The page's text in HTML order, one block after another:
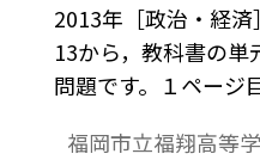
2013年［政治・経
13から，教科書の単
問題です。１ページ
福岡市立福翔高等